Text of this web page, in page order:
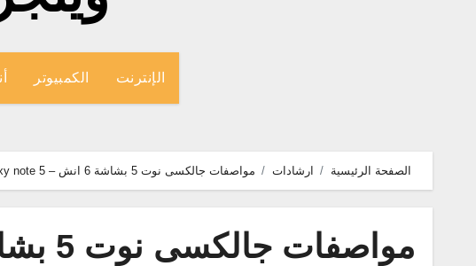
الإنترنت الكمبيوتر
الصفحة الرئيسية ارشادات مواصفات جالكسى نوت 5 بشاشة 6 انش – galaxy note 5
مواصفات جالكسى نوت 5 بشاشة 6 انش – galaxy note 5